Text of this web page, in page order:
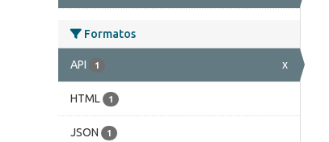
Formatos
API 1 x
HTML 1
JSON 1